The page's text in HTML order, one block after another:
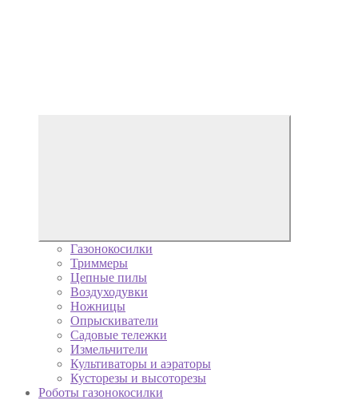
Газонокосилки
Триммеры
Цепные пилы
Воздуходувки
Ножницы
Опрыскиватели
Садовые тележки
Измельчители
Культиваторы и аэраторы
Кусторезы и высоторезы
Роботы газонокосилки